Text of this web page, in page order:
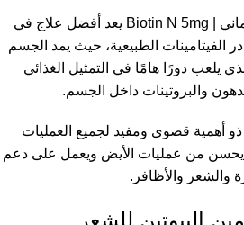
فيتامين بيوتين للشعر الالماني | Biotin N 5mg يعد أفضل علاج في
الفيتامينات الطبيعية، حيث يمد الجسم
فيتامين ب 7، والذي يلعب دورًا هامًا في التمثيل الغذائي
والبروتينات داخل الجسم.
ذو أهمية قصوى ومفيد لجميع العمليات
يحسن من عمليات الأيض ويعمل على دعم
والشعر والأظافر.